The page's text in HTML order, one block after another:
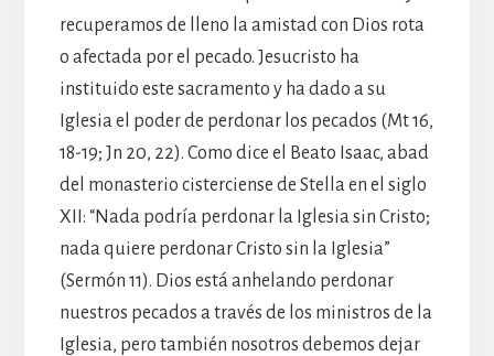
recuperamos de lleno la amistad con Dios rota
o afectada por el pecado. Jesucristo ha
instituido este sacramento y ha dado a su
Iglesia el poder de perdonar los pecados (Mt 16,
18-19; Jn 20, 22). Como dice el Beato Isaac, abad
del monasterio cisterciense de Stella en el siglo
XII: “Nada podría perdonar la Iglesia sin Cristo;
nada quiere perdonar Cristo sin la Iglesia”
(Sermón 11). Dios está anhelando perdonar
nuestros pecados a través de los ministros de la
Iglesia, pero también nosotros debemos dejar